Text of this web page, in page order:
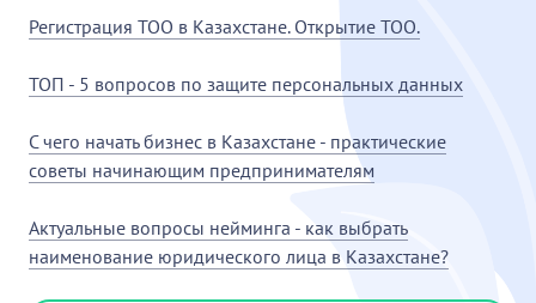
Регистрация ТОО в Казахстане. Открытие ТОО.
ТОП - 5 вопросов по защите персональных данных
С чего начать бизнес в Казахстане - практические
советы начинающим предпринимателям
Актуальные вопросы нейминга - как выбрать
наименование юридического лица в Казахстане?